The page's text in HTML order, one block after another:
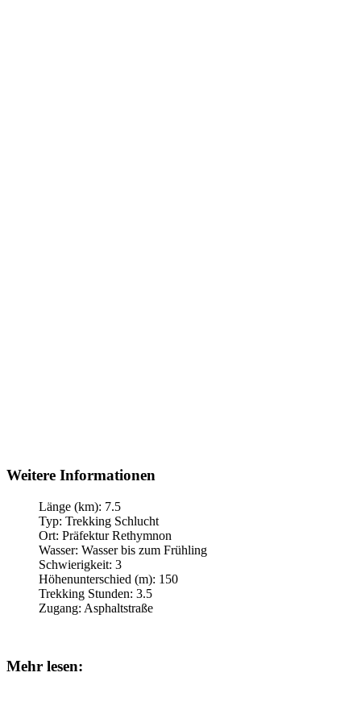
Weitere Informationen
Länge (km): 7.5
Typ: Trekking Schlucht
Ort: Präfektur Rethymnon
Wasser: Wasser bis zum Frühling
Schwierigkeit: 3
Höhenunterschied (m): 150
Trekking Stunden: 3.5
Zugang: Asphaltstraße
Mehr lesen: